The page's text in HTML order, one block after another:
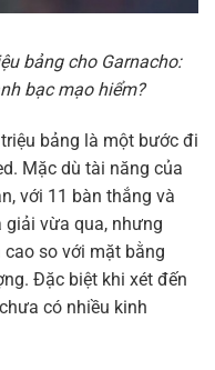
bảng cho Garnacho:
bạc mạo hiểm?
bảng là một bước đi
Mặc dù tài năng của
với 11 bàn thắng và
giải vừa qua, nhưng
so với mặt bằng
Đặc biệt khi xét đến
có nhiều kinh